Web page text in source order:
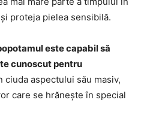
proteja pielea sensibilă.
este capabil să
cunoscut pentru
ciuda aspectului său masiv,
care se hrănește în special